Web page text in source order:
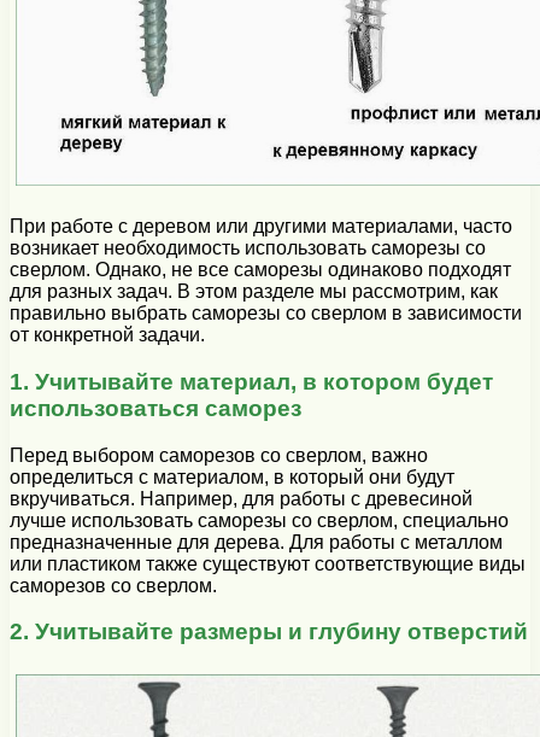
При работе с деревом или другими материалами, часто
возникает необходимость использовать саморезы со
сверлом. Однако, не все саморезы одинаково подходят
для разных задач. В этом разделе мы рассмотрим, как
правильно выбрать саморезы со сверлом в зависимости
от конкретной задачи.
1. Учитывайте материал, в котором будет
использоваться саморез
Перед выбором саморезов со сверлом, важно
определиться с материалом, в который они будут
вкручиваться. Например, для работы с древесиной
лучше использовать саморезы со сверлом, специально
предназначенные для дерева. Для работы с металлом
или пластиком также существуют соответствующие виды
саморезов со сверлом.
2. Учитывайте размеры и глубину отверстий